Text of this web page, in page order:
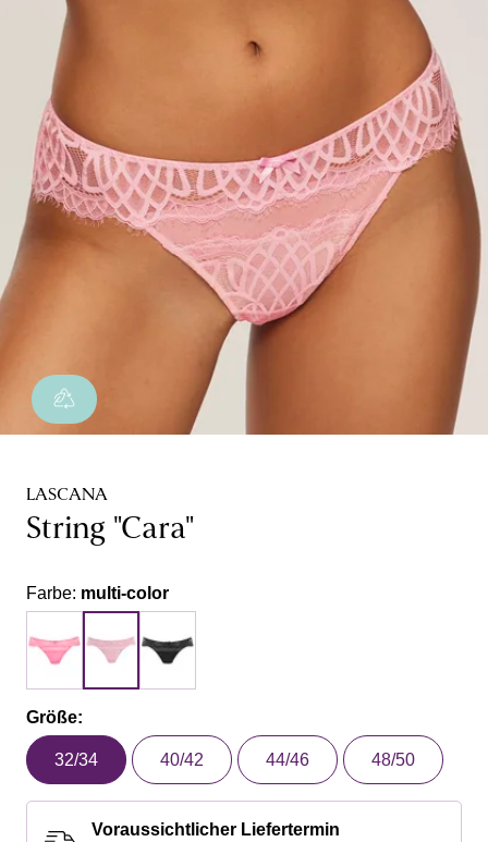
LASCANA
String "Cara"
Farbe: multi-color
Größe:
32/34 40/42 44/46 48/50
Voraussichtlicher Liefertermin